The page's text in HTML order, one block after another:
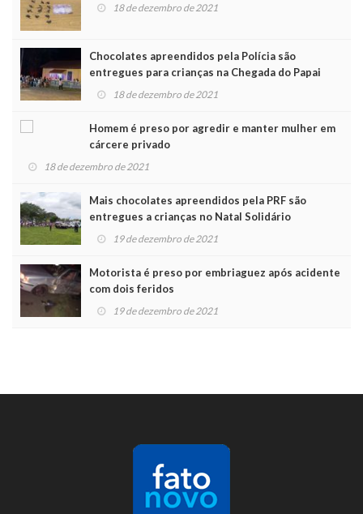
18 de dezembro de 2021
Chocolates apreendidos pela Polícia são
entregues para crianças na Chegada do Papai
Noel
18 de dezembro de 2021
Homem é preso por agredir e manter mulher em
cárcere privado
18 de dezembro de 2021
Mais chocolates apreendidos pela PRF são
entregues a crianças no Natal Solidário
19 de dezembro de 2021
Motorista é preso por embriaguez após acidente
com dois feridos
19 de dezembro de 2021